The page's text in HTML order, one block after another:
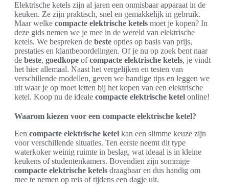
Elektrische ketels zijn al jaren een onmisbaar apparaat in de
keuken. Ze zijn praktisch, snel en gemakkelijk in gebruik.
Maar welke compacte elektrische ketels moet je kopen? In
deze gids nemen we je mee in de wereld van elektrische
ketels. We bespreken de beste opties op basis van prijs,
prestaties en klantbeoordelingen. Of je nu op zoek bent naar
de beste, goedkope ofcompacte elektrische ketels, je vindt
het hier allemaal. Naast het vergelijken en testen van
verschillende modellen, geven we handige tips en leggen we
uit waar je op moet letten bij het kopen van een elektrische
ketel. Koop nu de ideale compacte elektrische ketel online!
Waarom kiezen voor een compacte elektrische ketel?
Een compacte elektrische ketel kan een slimme keuze zijn
voor verschillende situaties. Ten eerste neemt dit type
waterkoker weinig ruimte in beslag, wat ideaal is in kleine
keukens of studentenkamers. Bovendien zijn sommige
compacte elektrische ketels draagbaar en dus handig om
mee te nemen op reis of tijdens een dagje uit.